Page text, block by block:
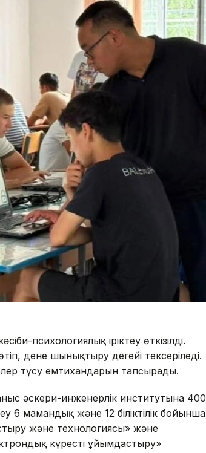
психологиялық іріктеу өткізілді.
дене шынықтыру деңгейі тексеріледі.
түсу емтихандарын тапсырады.
әскери-инженерлік институтына 400
6 мамандық және 12 біліктілік бойынша
және технологиясы» және
күресті ұйымдастыру»